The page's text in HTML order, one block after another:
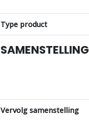
Type product
SAMENSTELLING
Vervolg samenstelling